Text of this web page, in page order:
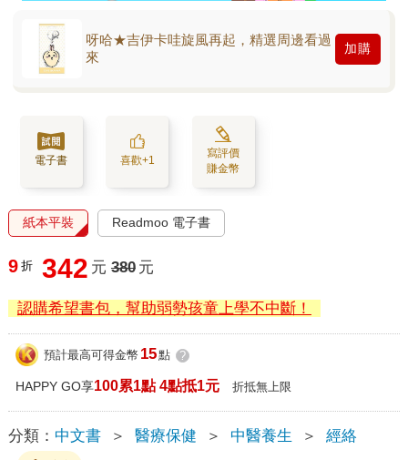
呀哈★吉伊卡哇旋風再起，精選周邊看過
來
加購
電子書 喜歡+1
寫評價
賺金幣
紙本平裝 Readmoo 電子書
9 折 342 元 380 元
認購希望書包，幫助弱勢孩童上學不中斷！
預計最高可得金幣 15點 ?
HAPPY GO享100累1點 4點抵1元 折抵無上限
分類： 中文書 ＞ 醫療保健 ＞ 中醫養生 ＞ 經絡